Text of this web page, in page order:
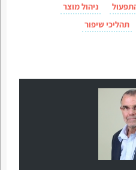
ניהול מוצר
תהליכי שיפור